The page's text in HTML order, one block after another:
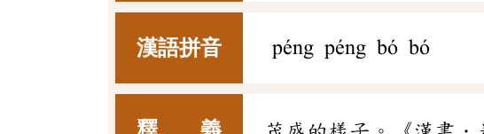
漢語拼音 péng péng bó bó